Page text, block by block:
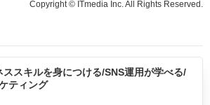
Copyright © ITmedia Inc. All Rights Reserved.
スキルを身につける/SNS運用が学べる/
ティング